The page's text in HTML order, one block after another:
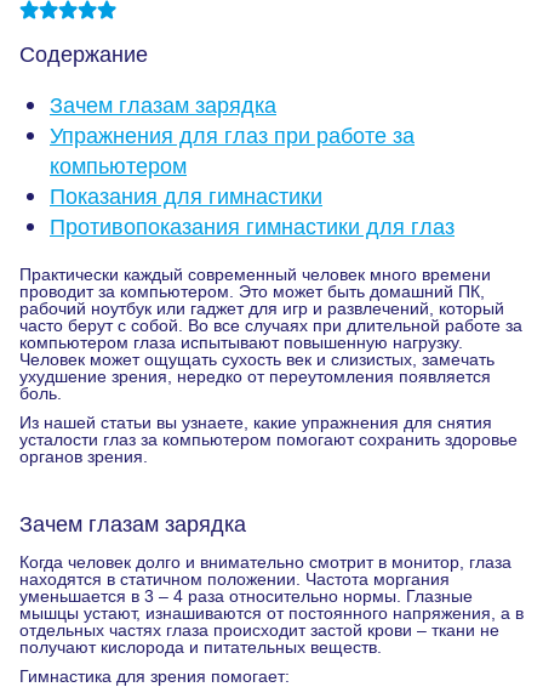
Содержание
Зачем глазам зарядка
Упражнения для глаз при работе за
компьютером
Показания для гимнастики
Противопоказания гимнастики для глаз
Практически каждый современный человек много времени
проводит за компьютером. Это может быть домашний ПК,
рабочий ноутбук или гаджет для игр и развлечений, который
часто берут с собой. Во все случаях при длительной работе за
компьютером глаза испытывают повышенную нагрузку.
Человек может ощущать сухость век и слизистых, замечать
ухудшение зрения, нередко от переутомления появляется
боль.
Из нашей статьи вы узнаете, какие упражнения для снятия
усталости глаз за компьютером помогают сохранить здоровье
органов зрения.
Зачем глазам зарядка
Когда человек долго и внимательно смотрит в монитор, глаза
находятся в статичном положении. Частота моргания
уменьшается в 3 – 4 раза относительно нормы. Глазные
мышцы устают, изнашиваются от постоянного напряжения, а в
отдельных частях глаза происходит застой крови – ткани не
получают кислорода и питательных веществ.
Гимнастика для зрения помогает: